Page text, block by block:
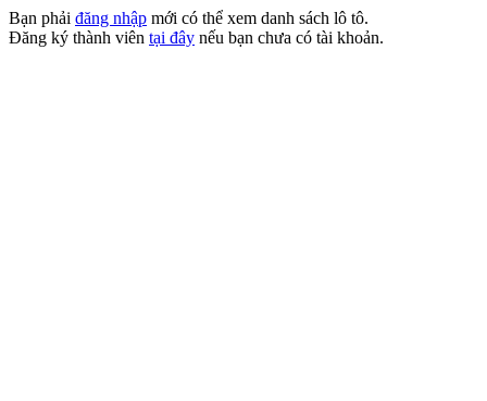
Bạn phải đăng nhập mới có thể xem danh sách lô tô.
Đăng ký thành viên tại đây nếu bạn chưa có tài khoản.